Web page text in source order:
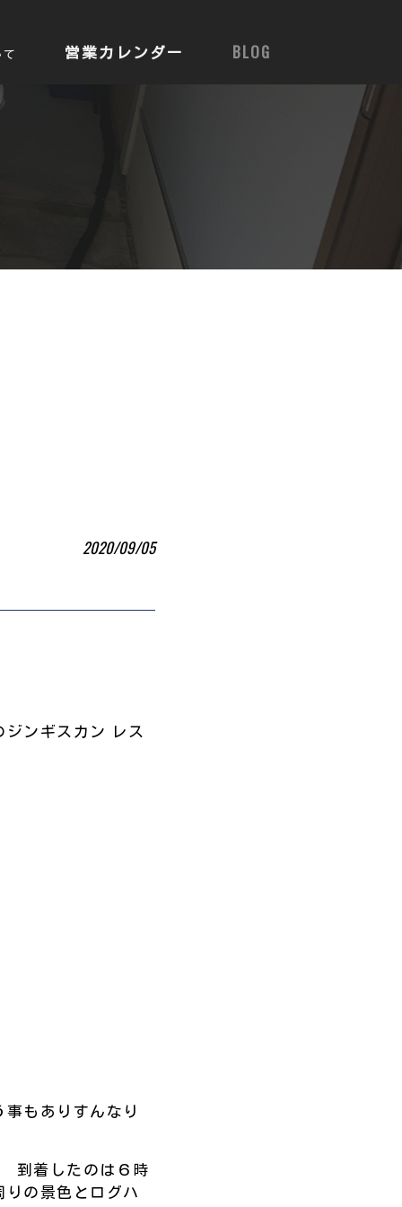
営業カレンダー BLOG
2020/09/05
ンギスカン レス
もありすんなり
到着したのは６時
の景色とログハ